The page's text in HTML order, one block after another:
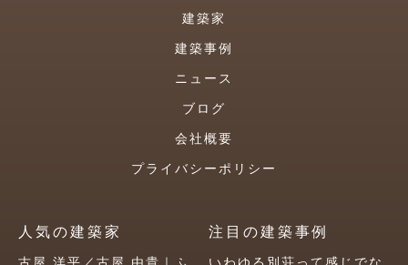
建築家
建築事例
ニュース
ブログ
会社概要
プライバシーポリシー
人気の建築家
古屋 洋平／古屋 由貴｜ふ
注目の建築事例
いわゆる別荘って感じでな